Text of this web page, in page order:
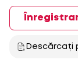
Descărcați